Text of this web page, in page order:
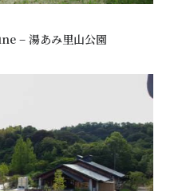
– 湯あみ里山公園